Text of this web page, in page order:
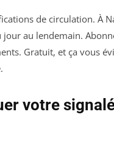
de circulation. À
au lendemain.
Gratuit, et ça vous
votre